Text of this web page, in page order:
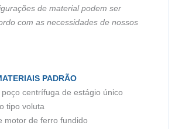
de material podem ser
com as necessidades de nossos
PADRÃO
centrífuga de estágio único
tipo voluta
motor de ferro fundido